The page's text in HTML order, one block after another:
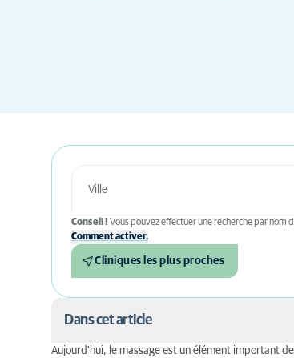
Conseil ! Vous pouvez effectuer une recherche par
Comment activer.
Cliniques les plus proches
Dans cet article
Aujourd'hui, le massage est un élément important